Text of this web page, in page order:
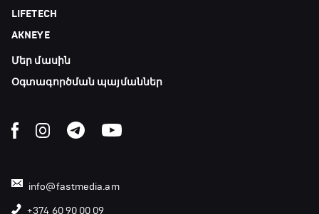
LIFETECH
AKNEYE
Մեր մասին
Օգտագործման պայմաններ
info@fastmedia.am
+374 60 90 00 09